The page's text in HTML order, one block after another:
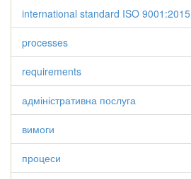
international standard ISO 9001:2015
processes
requirements
адміністративна послуга
вимоги
процеси